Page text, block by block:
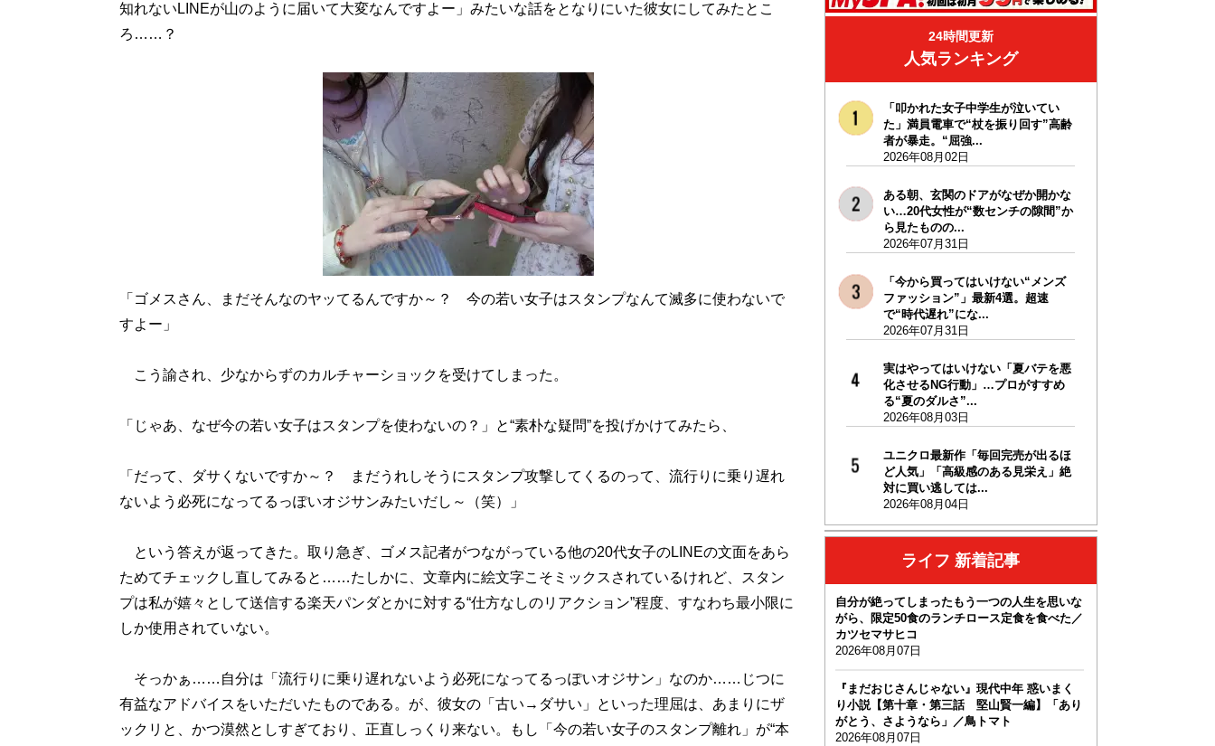
知れないLINEが山のように届いて大変なんですよー」みたいな話をとなりにいた彼女にしてみたとこ
ろ……？
「ゴメスさん、まだそんなのヤッてるんですか～？ 今の若い女子はスタンプなんて滅多に使わないで
すよー」
こう諭され、少なからずのカルチャーショックを受けてしまった。
「じゃあ、なぜ今の若い女子はスタンプを使わないの？」と“素朴な疑問”を投げかけてみたら、
「だって、ダサくないですか～？ まだうれしそうにスタンプ攻撃してくるのって、流行りに乗り遅れ
ないよう必死になってるっぽいオジサンみたいだし～（笑）」
という答えが返ってきた。取り急ぎ、ゴメス記者がつながっている他の20代女子のLINEの文面をあら
ためてチェックし直してみると……たしかに、文章内に絵文字こそミックスされているけれど、スタン
プは私が嬉々として送信する楽天パンダとかに対する“仕方なしのリアクション”程度、すなわち最小限に
しか使用されていない。
そっかぁ……自分は「流行りに乗り遅れないよう必死になってるっぽいオジサン」なのか……じつに
有益なアドバイスをいただいたものである。が、彼女の「古い→ダサい」といった理屈は、あまりにザ
ックリと、かつ漠然としすぎており、正直しっくり来ない。もし「今の若い女子のスタンプ離れ」が“本
24時間更新
人気ランキング
「叩かれた女子中学生が泣いてい
た」満員電車で“杖を振り回す”高齢
者が暴走。“屈強...
2026年08月02日
ある朝、玄関のドアがなぜか開かな
い…20代女性が“数センチの隙間”か
ら見たものの...
2026年07月31日
「今から買ってはいけない“メンズ
ファッション”」最新4選。超速
で“時代遅れ”にな...
2026年07月31日
実はやってはいけない「夏バテを悪
化させるNG行動」…プロがすすめ
る“夏のダルさ”...
2026年08月03日
ユニクロ最新作「毎回完売が出るほ
ど人気」「高級感のある見栄え」絶
対に買い逃しては...
2026年08月04日
ライフ 新着記事
自分が絶ってしまったもう一つの人生を思いな
がら、限定50食のランチロース定食を食べた／
カツセマサヒコ
2026年08月07日
『まだおじさんじゃない』現代中年 惑いまく
り小説【第十章・第三話 堅山賢一編】「あり
がとう、さようなら」／鳥トマト
2026年08月07日